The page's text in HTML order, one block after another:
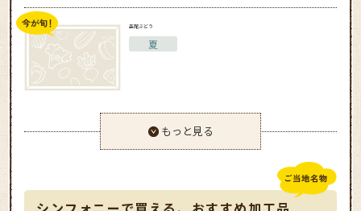
高尾ぶどう
夏
もっと見る